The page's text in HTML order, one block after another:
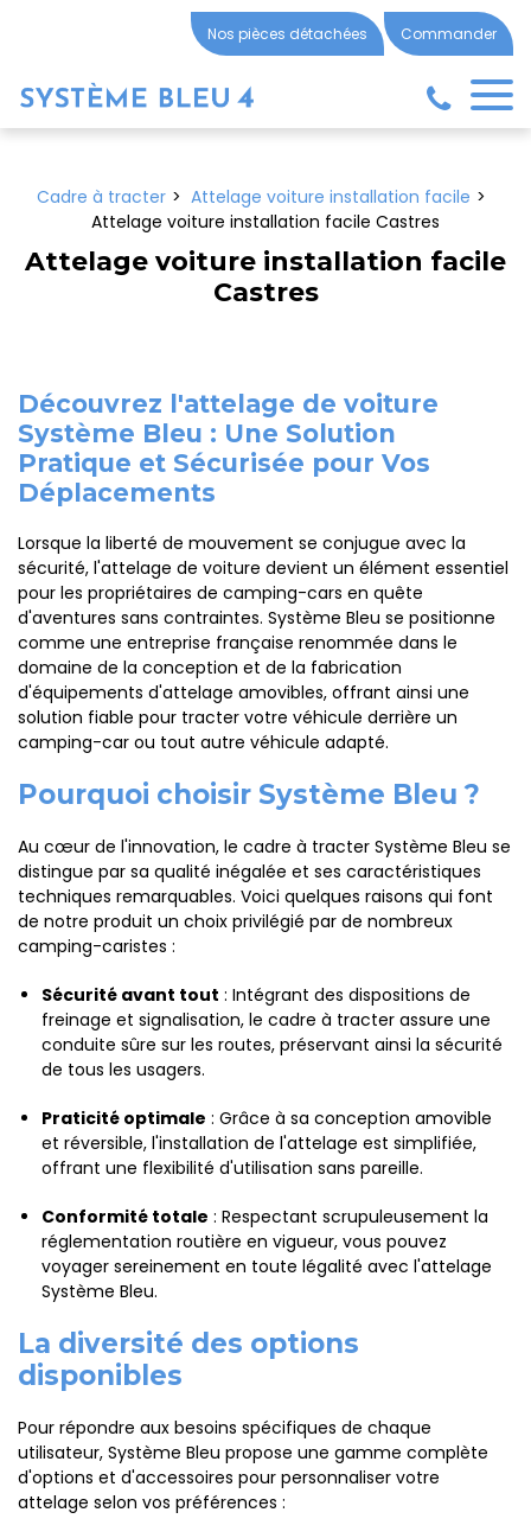
Commander
Nos pièces détachées
Cadre à tracter
Attelage voiture installation facile
Attelage voiture installation facile Castres
Attelage voiture installation facile
Castres
Découvrez l'attelage de voiture
Système Bleu : Une Solution
Pratique et Sécurisée pour Vos
Déplacements
Lorsque la liberté de mouvement se conjugue avec la
sécurité, l'attelage de voiture devient un élément essentiel
pour les propriétaires de camping-cars en quête
d'aventures sans contraintes. Système Bleu se positionne
comme une entreprise française renommée dans le
domaine de la conception et de la fabrication
d'équipements d'attelage amovibles, offrant ainsi une
solution fiable pour tracter votre véhicule derrière un
camping-car ou tout autre véhicule adapté.
Pourquoi choisir Système Bleu ?
Au cœur de l'innovation, le cadre à tracter Système Bleu se
distingue par sa qualité inégalée et ses caractéristiques
techniques remarquables. Voici quelques raisons qui font
de notre produit un choix privilégié par de nombreux
camping-caristes :
Sécurité avant tout : Intégrant des dispositions de
freinage et signalisation, le cadre à tracter assure une
conduite sûre sur les routes, préservant ainsi la sécurité
de tous les usagers.
Praticité optimale : Grâce à sa conception amovible
et réversible, l'installation de l'attelage est simplifiée,
offrant une flexibilité d'utilisation sans pareille.
Conformité totale : Respectant scrupuleusement la
réglementation routière en vigueur, vous pouvez
voyager sereinement en toute légalité avec l'attelage
Système Bleu.
La diversité des options
disponibles
Pour répondre aux besoins spécifiques de chaque
utilisateur, Système Bleu propose une gamme complète
d'options et d'accessoires pour personnaliser votre
attelage selon vos préférences :
Panneau de gestion des cookies